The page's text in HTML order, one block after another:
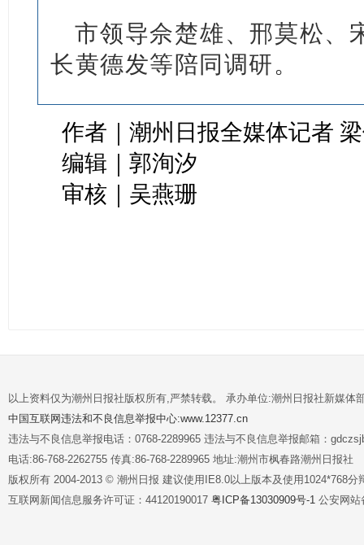
市领导佘楚雄、邢莫松、
长黄德发等陪同调研。
作者｜潮州日报全媒体记者
编辑｜郭洵汐
审核｜吴燕珊
以上资料仅为潮州日报社版权所有,严禁转载。 承办单位:潮州日报社新媒体
中国互联网违法和不良信息举报中心:www.12377.cn
违法与不良信息举报电话：0768-2289965 违法与不良信息举报邮箱：
电话:86-768-2262755 传真:86-768-2289965 地址:潮州市枫春路潮州日报社
版权所有 2004-2013 © 潮州日报 建议使用IE8.0以上版本及使用1024*768分
互联网新闻信息服务许可证：44120190017 粤ICP备13030909号-1 公安网站